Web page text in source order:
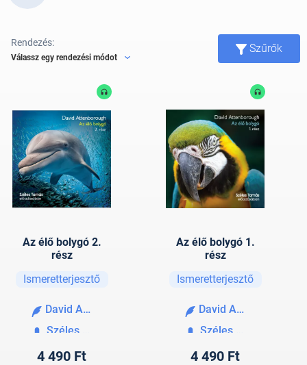
Rendezés:
Válassz egy rendezési módot
Szűrők
Az élő bolygó 2.
rész
Ismeretterjesztő
David Attenborough
Széles Tamás
4 490 Ft
Az élő bolygó 1.
rész
Ismeretterjesztő
David Attenborough
Széles Tamás
4 490 Ft